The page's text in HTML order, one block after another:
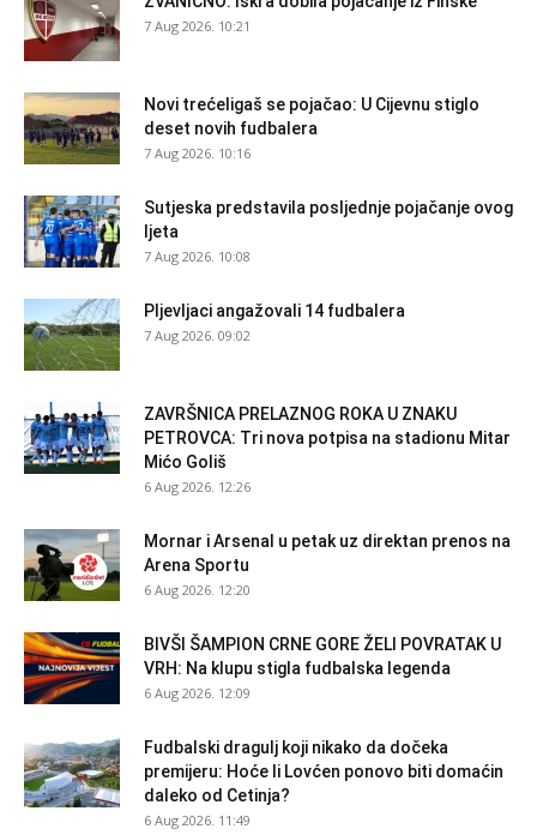
7 Aug 2026. 10:21
Novi trećeligaš se pojačao: U Cijevnu stiglo
deset novih fudbalera
7 Aug 2026. 10:16
Sutjeska predstavila posljednje pojačanje ovog
ljeta
7 Aug 2026. 10:08
Pljevljaci angažovali 14 fudbalera
7 Aug 2026. 09:02
ZAVRŠNICA PRELAZNOG ROKA U ZNAKU
PETROVCA: Tri nova potpisa na stadionu Mitar
Mićo Goliš
6 Aug 2026. 12:26
Mornar i Arsenal u petak uz direktan prenos na
Arena Sportu
6 Aug 2026. 12:20
BIVŠI ŠAMPION CRNE GORE ŽELI POVRATAK U
VRH: Na klupu stigla fudbalska legenda
6 Aug 2026. 12:09
Fudbalski dragulj koji nikako da dočeka
premijeru: Hoće li Lovćen ponovo biti domaćin
daleko od Cetinja?
6 Aug 2026. 11:49